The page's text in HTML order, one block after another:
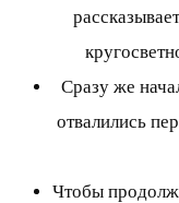
Сразу же
отвалились
Чтобы